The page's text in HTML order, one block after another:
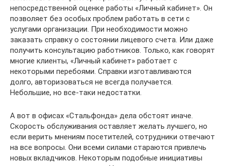
непосредственной оценке работы «Личный кабинет». Он
позволяет без особых проблем работать в сети с
услугами организации. При необходимости можно
заказать справку о состоянии лицевого счета. Или даже
получить консультацию работников. Только, как говорят
многие клиенты, «Личный кабинет» работает с
некоторыми перебоями. Справки изготавливаются
долго, авторизоваться не всегда получается.
Небольшие, но все-таки недостатки.
А вот в офисах «Стальфонда» дела обстоят иначе.
Скорость обслуживания оставляет желать лучшего, но
если верить мнениям посетителей, сотрудники отвечают
на все вопросы. Они всеми силами стараются привлечь
новых вкладчиков. Некоторым подобные инициативы